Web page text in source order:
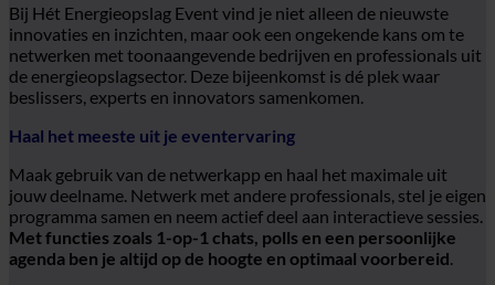
Bij Hét Energieopslag Event vind je niet alleen de nieuwste
innovaties en inzichten, maar ook een ongekende kans om te
netwerken met toonaangevende bedrijven en professionals uit
de energieopslagsector. Deze bijeenkomst is dé plek waar
beslissers, experts en innovators samenkomen.
Haal het meeste uit je eventervaring
Maak gebruik van de netwerkapp en haal het maximale uit
jouw deelname. Netwerk met andere professionals, stel je eigen
programma samen en neem actief deel aan interactieve sessies.
Met functies zoals 1-op-1 chats, polls en een persoonlijke
agenda ben je altijd op de hoogte en optimaal voorbereid.